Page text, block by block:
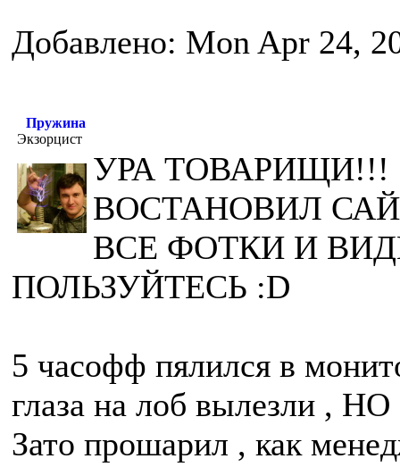
Добавлено: Mon Apr 24,
Пружина
Экзорцист
УРА ТОВАРИЩИ!!!
ВОСТАНОВИЛ
ВСЕ ФОТКИ И
ПОЛЬЗУЙТЕСЬ :D
5 часофф пялился в
глаза на лоб вылезли ,
Зато прошарил , как